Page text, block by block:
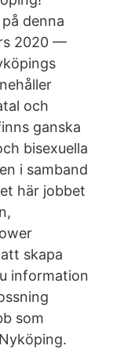
denna
2020 —
och
ganska
bisexuella
i samband
här jobbet
skapa
information
som